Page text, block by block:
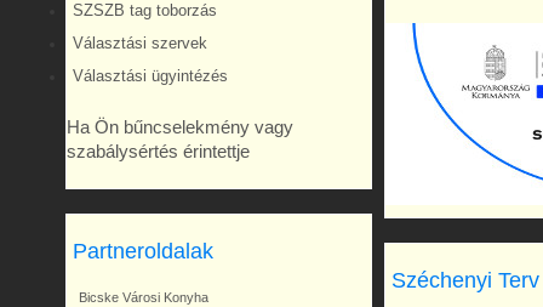
SZSZB tag toborzás
Választási szervek
Választási ügyintézés
Ha Ön bűncselekmény vagy
szabálysértés érintettje
Partneroldalak
Bicske Városi Konyha
Széchenyi